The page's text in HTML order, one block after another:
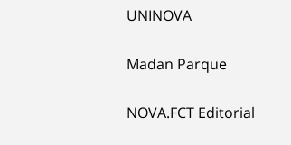
UNINOVA
Madan Parque
NOVA.FCT Editorial